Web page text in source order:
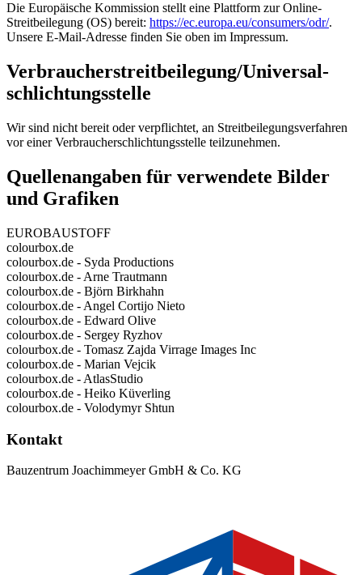
Die Europäische Kommission stellt eine Plattform zur Online-
Streitbeilegung (OS) bereit: https://ec.europa.eu/consumers/odr/.
Unsere E-Mail-Adresse finden Sie oben im Impressum.
Verbraucher­streit­beilegung/Universal­
schlichtungs­stelle
Wir sind nicht bereit oder verpflichtet, an Streitbeilegungsverfahren
vor einer Verbraucherschlichtungsstelle teilzunehmen.
Quellenangaben für verwendete Bilder
und Grafiken
EUROBAUSTOFF
colourbox.de
colourbox.de - Syda Productions
colourbox.de - Arne Trautmann
colourbox.de - Björn Birkhahn
colourbox.de - Angel Cortijo Nieto
colourbox.de - Edward Olive
colourbox.de - Sergey Ryzhov
colourbox.de - Tomasz Zajda Virrage Images Inc
colourbox.de - Marian Vejcik
colourbox.de - AtlasStudio
colourbox.de - Heiko Küverling
colourbox.de - Volodymyr Shtun
Kontakt
Bauzentrum Joachimmeyer GmbH & Co. KG